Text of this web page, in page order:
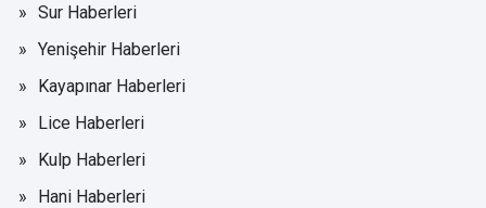
Sur Haberleri
Yenişehir Haberleri
Kayapınar Haberleri
Lice Haberleri
Kulp Haberleri
Hani Haberleri